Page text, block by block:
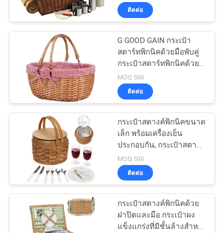
ถุงล้างเครื่องสำอาง
23
กระเป๋าช้อปปิ้งผ้าไม่
ทอ
ผ้าห่ม
ติดต่อ
G GOOD GAIN กระเป๋า
สตาร์ทพิกนิคด้วยมือพับคู่
กระเป๋าสตาร์ทพิกนิคด้วยมื
อธรรมชาติ
MOQ:500
ติดต่อ
กระเป๋าสตางค์พิกนิคขนาด
เล็ก พร้อมเครื่องเย็น
ประกอบกัน, กระเป๋าสตางค์
พิกนิคกระเป๋าสตางค์สําห
รับ 2 คน, กระเป๋าสตางค์พิ
กนิคไม้, รวม 2 ชุด
MOQ:500
ติดต่อ
กระเป๋าสตางค์พิกนิคด้วย
ฝาปิดและมือ กระเป๋าผง
แข็งแกร่งที่มีชั้นล้างสําห